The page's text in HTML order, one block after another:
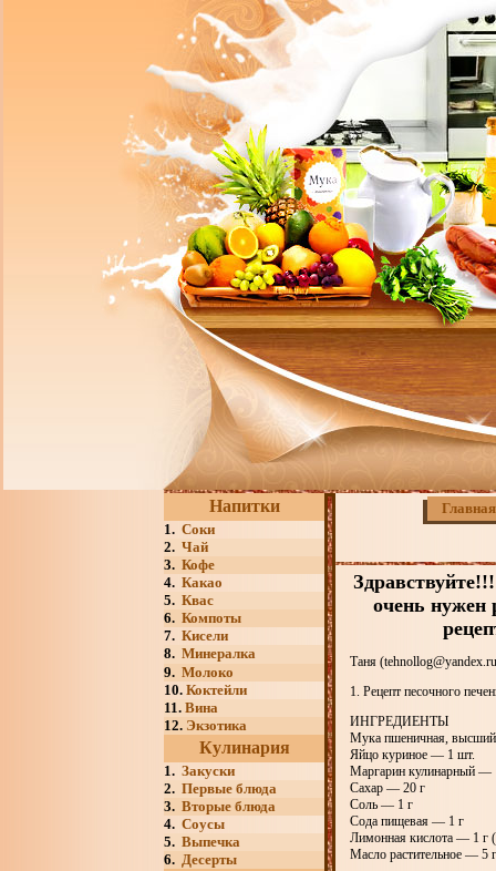
Напитки
1. Соки
2. Чай
3. Кофе
4. Какао
5. Квас
6. Компоты
7. Кисели
8. Минералка
9. Молоко
10. Коктейли
11. Вина
12. Экзотика
Кулинария
1. Закуски
2. Первые блюда
3. Вторые блюда
4. Соусы
5. Выпечка
6. Десерты
Главная
очень нужен
Таня
1. Рецепт песочного
ИНГРЕДИЕНТЫ
Мука пшеничная,
Яйцо куриное — 1 шт.
Маргарин кулинарный —
Сахар — 20 г
Соль — 1 г
Сода пищевая — 1 г
Лимонная кислота — 1 г
Масло растительное — 5 г